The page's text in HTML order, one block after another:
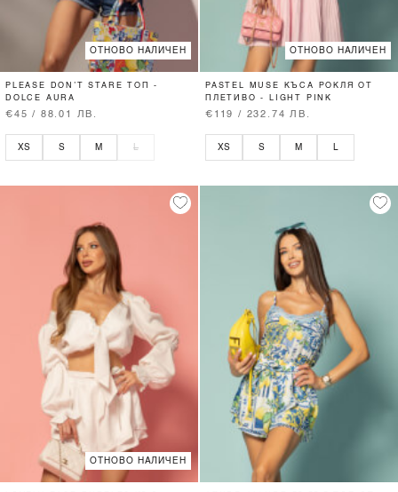
ОТНОВО НАЛИЧЕН
PLEASE DON’T STARE ТОП -
DOLCE AURA
€45 / 88.01 ЛВ.
XS S M L
ОТНОВО НАЛИЧЕН
PASTEL MUSE КЪСА РОКЛЯ ОТ
ПЛЕТИВО - LIGHT PINK
€119 / 232.74 ЛВ.
XS S M
ОТНОВО НАЛИЧЕН